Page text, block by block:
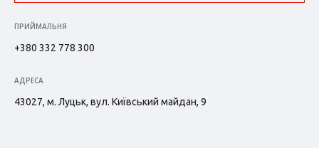
ПРИЙМАЛЬНЯ
+380 332 778 300
АДРЕСА
43027, м. Луцьк, вул. Київський майдан, 9